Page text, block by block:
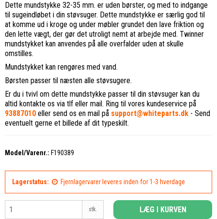
Dette mundstykke 32-35 mm. er uden børster, og med to indgange
til sugeindløbet i din støvsuger. Dette mundstykke er særlig god til
at komme ud i kroge og under møbler grundet den lave friktion og
den lette vægt, der gør det utroligt nemt at arbejde med. Twinner
mundstykket kan anvendes på alle overfalder uden at skulle
omstilles.
Mundstykket kan rengøres med vand.
Børsten passer til næsten alle støvsugere.
Er du i tvivl om dette mundstykke passer til din støvsuger kan du
altid kontakte os via tlf eller mail. Ring til vores kundeservice på
93887010 eller send os en mail på support@whiteparts.dk - Send
eventuelt gerne et billede af dit typeskilt.
Model/Varenr.: F190389
Lagerstatus: Fjernlagervarer leveres inden for 1-3 hverdage
stk. LÆG I KURVEN